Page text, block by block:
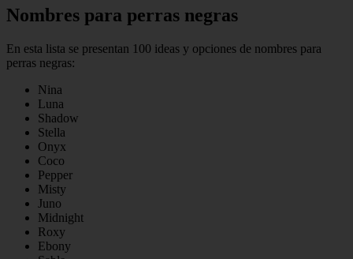
Nombres para perras negras
En esta lista se presentan 100 ideas y opciones de nombres para
perras negras:
Nina
Luna
Shadow
Stella
Onyx
Coco
Pepper
Misty
Juno
Midnight
Roxy
Ebony